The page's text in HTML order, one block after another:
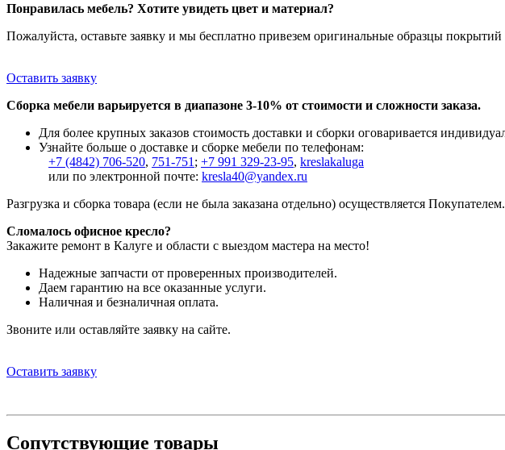
Понравилась мебель? Хотите увидеть цвет и материал?
Пожалуйста, оставьте заявку и мы бесплатно привезем оригинальные образцы
Оставить заявку
Сборка мебели варьируется в диапазоне 3-10% от стоимости и сложности заказа.
Для более крупных заказов стоимость доставки и сборки оговаривается
Узнайте больше о доставке и сборке мебели по телефонам:
+7 (4842) 706-520, 751-751 ; +7 991 329-23-95, kreslakaluga
или по электронной почте: kresla40@yandex.ru
Разгрузка и сборка товара (если не была заказана отдельно) осуществляется Покупателем.
Сломалось офисное кресло?
Закажите ремонт в Калуге и области с выездом мастера на место!
Надежные запчасти от проверенных производителей.
Даем гарантию на все оказанные услуги.
Наличная и безналичная оплата.
Звоните или оставляйте заявку на сайте.
Оставить заявку
Сопутствующие товары